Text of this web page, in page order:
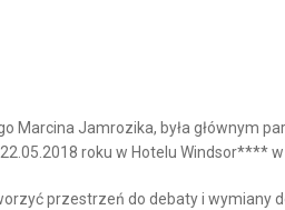
Marcina Jamrozika, była głównym
roku w Hotelu Windsor****
przestrzeń do debaty i wymiany